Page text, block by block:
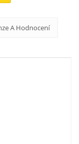
A Hodnocení